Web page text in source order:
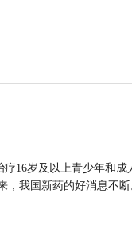
16岁及以上青少年和成
我国新药的好消息不断